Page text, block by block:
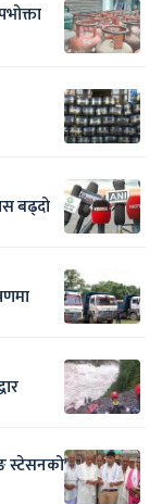
बढ्दो
स्टेसनको